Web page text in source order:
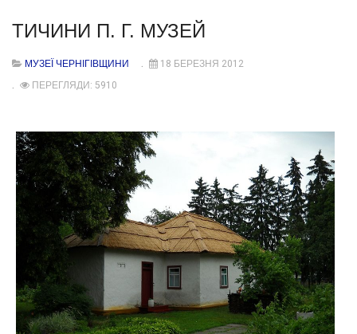
ТИЧИНИ П. Г. МУЗЕЙ
МУЗЕЇ ЧЕРНІГІВЩИНИ
18 БЕРЕЗНЯ 2012
ПЕРЕГЛЯДИ: 5910